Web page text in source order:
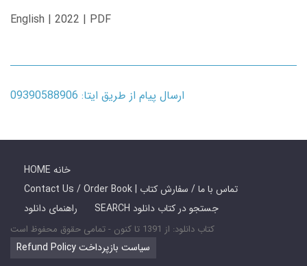
English | 2022 | PDF
ارسال پیام از طریق ایتا: 09390588906
HOME خانه
Contact Us / Order Book | تماس با ما / سفارش کتاب
راهنمای دانلود
SEARCH جستجو در کتاب دانلود
کتاب دانلود: از 1391 تا کنون - تمامی حقوق محفوظ است
Refund Policy سیاست بازپرداخت